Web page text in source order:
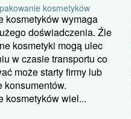
kosmetyków
kosmetyków wymaga
doświadczenia. Źle
kosmetyki mogą ulec
w czasie transportu co
może starty firmy lub
konsumentów.
kosmetyków wiel...